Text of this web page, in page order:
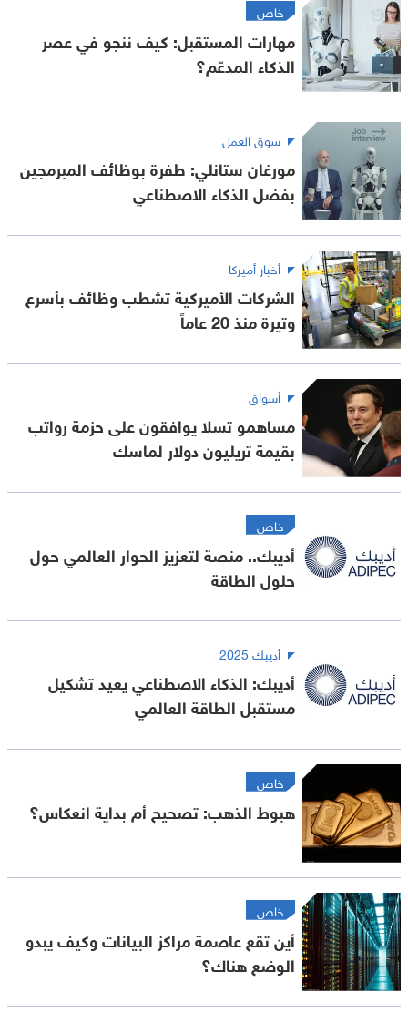
خاص
مهارات المستقبل: كيف ننجو في عصر
الذكاء المدعّم؟
سوق العمل
مورغان ستانلي: طفرة بوظائف المبرمجين
بفضل الذكاء الاصطناعي
أخبار أميركا
الشركات الأميركية تشطب وظائف بأسرع
وتيرة منذ 20 عاماً
أسواق
مساهمو تسلا يوافقون على حزمة رواتب
بقيمة تريليون دولار لماسك
خاص
أديبك.. منصة لتعزيز الحوار العالمي حول
حلول الطاقة
أديبك 2025
أديبك: الذكاء الاصطناعي يعيد تشكيل
مستقبل الطاقة العالمي
خاص
هبوط الذهب: تصحيح أم بداية انعكاس؟
خاص
أين تقع عاصمة مراكز البيانات وكيف يبدو
الوضع هناك؟